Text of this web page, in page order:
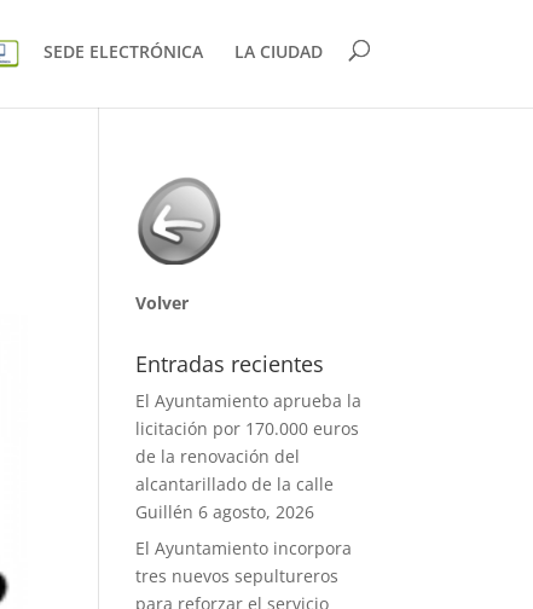
SEDE ELECTRÓNICA LA CIUDAD
Volver
Entradas recientes
El Ayuntamiento aprueba la
licitación por 170.000 euros
de la renovación del
alcantarillado de la calle
Guillén 6 agosto, 2026
El Ayuntamiento incorpora
tres nuevos sepultureros
para reforzar el servicio